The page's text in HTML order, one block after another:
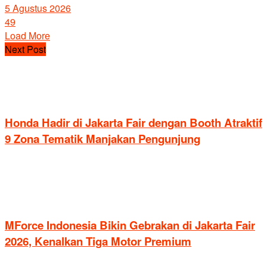
5 Agustus 2026
49
Load More
Next Post
Honda Hadir di Jakarta Fair dengan Booth Atraktif
9 Zona Tematik Manjakan Pengunjung
MForce Indonesia Bikin Gebrakan di Jakarta Fair
2026, Kenalkan Tiga Motor Premium